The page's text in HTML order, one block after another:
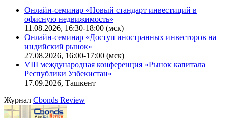
Онлайн-семинар «Новый стандарт инвестиций в
офисную недвижимость»
11.08.2026, 16:30-18:00 (мск)
Онлайн-семинар «Доступ иностранных инвесторов на
индийский рынок»
27.08.2026, 16:00-17:00 (мск)
VIII международная конференция «Рынок капитала
Республики Узбекистан»
17.09.2026, Ташкент
Журнал Cbonds Review